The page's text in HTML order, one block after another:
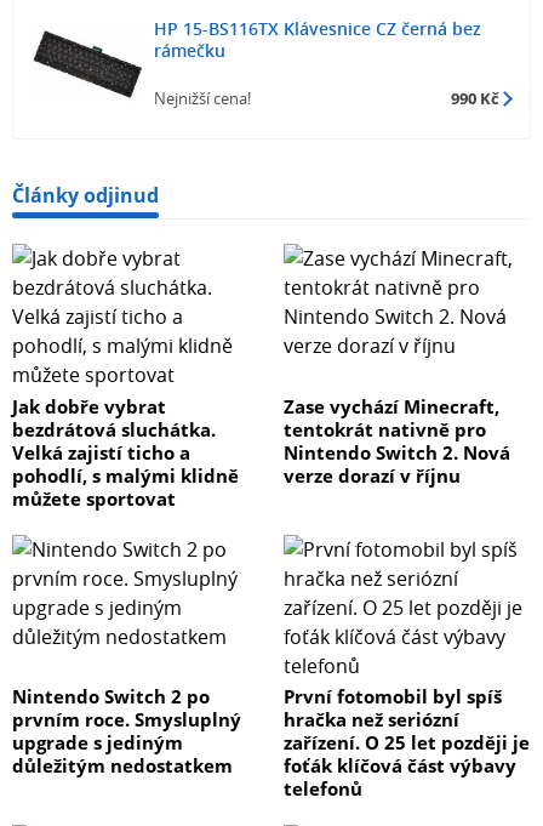
HP 15-BS116TX Klávesnice CZ černá bez
rámečku
Nejnižší cena! 990 Kč
Články odjinud
Jak dobře vybrat
bezdrátová sluchátka.
Velká zajistí ticho a
pohodlí, s malými klidně
můžete sportovat
Zase vychází Minecraft,
tentokrát nativně pro
Nintendo Switch 2. Nová
verze dorazí v říjnu
Nintendo Switch 2 po
prvním roce. Smysluplný
upgrade s jediným
důležitým nedostatkem
První fotomobil byl spíš
hračka než seriózní
zařízení. O 25 let později je
foťák klíčová část výbavy
telefonů